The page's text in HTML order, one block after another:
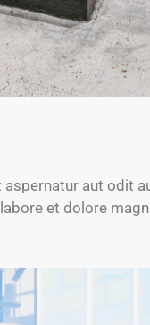
aut odit
et dolore